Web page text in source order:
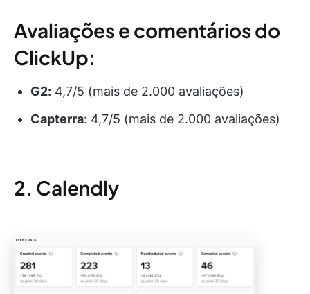
Avaliações e comentários do
ClickUp:
G2: 4,7/5 (mais de 2.000 avaliações)
Capterra: 4,7/5 (mais de 2.000 avaliações)
2. Calendly